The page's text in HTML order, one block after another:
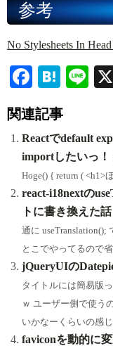
参考
No Stylesheets In
Fa
bo
ok
H
en
a
Li
関連記事
Reactでdefault
importしたいっ！
Hoge() { return ( <h1>
react-i18nextの
トに書き換えた話
通に
とこでやってるので
jQueryUIの
タイトルには簡易版
ｗ ユーザー側で使う
いかなーくらいの感
faviconを動的に